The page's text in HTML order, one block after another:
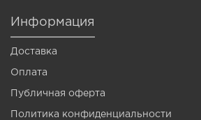
Информация
Доставка
Оплата
Публичная оферта
Политика конфиденциальности